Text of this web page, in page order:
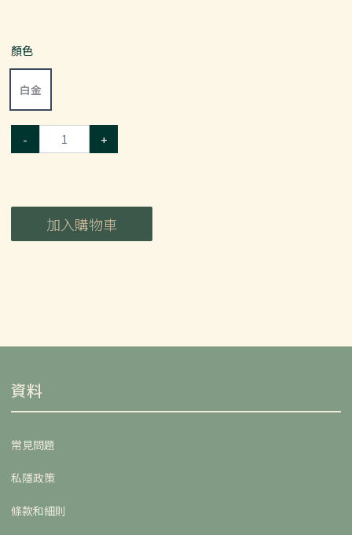
顏色
白金
- +
加入購物車
資料
常見問題
私隱政策
條款和細則